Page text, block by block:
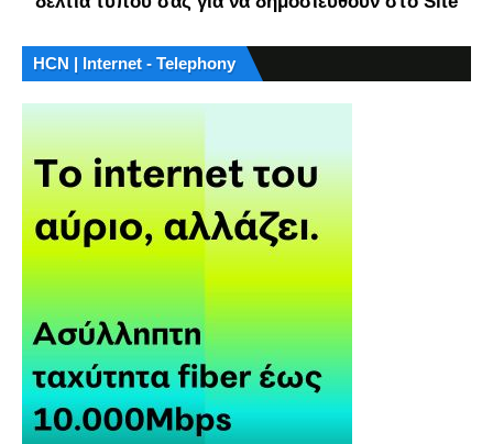
HCN | Internet - Telephony